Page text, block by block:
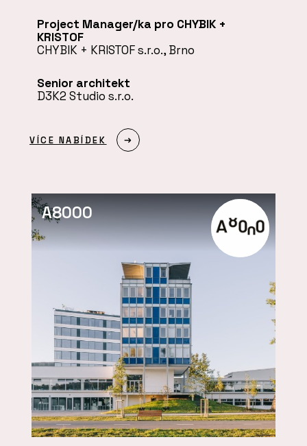
Project Manager/ka pro CHYBIK +
KRISTOF
CHYBIK + KRISTOF s.r.o., Brno
Senior architekt
D3K2 Studio s.r.o.
VÍCE NABÍDEK
A8000